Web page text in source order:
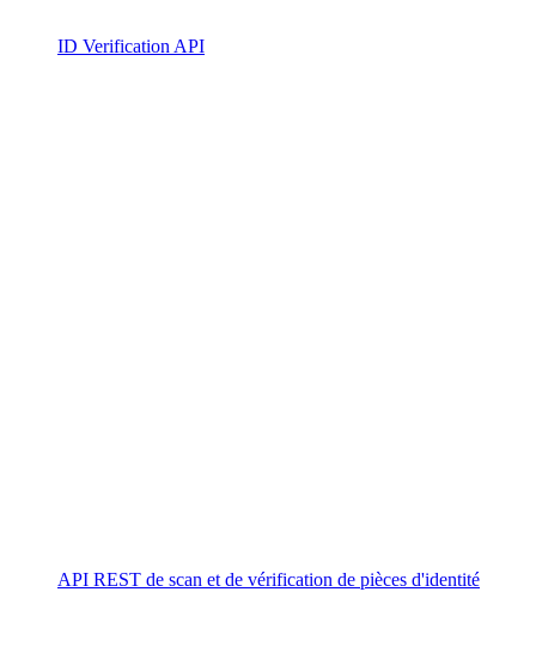
ID Verification API
API REST de scan et de vérification de pièces d'identité